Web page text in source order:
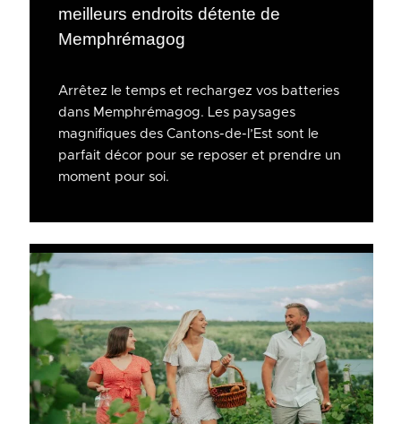
meilleurs endroits détente de
Memphrémagog
Arrêtez le temps et rechargez vos batteries
dans Memphrémagog. Les paysages
magnifiques des Cantons-de-l’Est sont le
parfait décor pour se reposer et prendre un
moment pour soi.